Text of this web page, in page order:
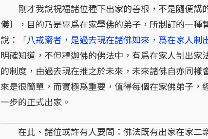
剛才我說祝福諸位種下出家的善根，不是隨便講
儀〕，目的乃是專爲在家學佛的弟子，所制訂的一種
說：「八戒齋者，是過去現在諸佛如來，爲在家人制
明確知道，不但釋迦佛的佛法中，有爲在家人制出
的制度，由過去現在推之於未來，未來諸佛自亦同
來是很簡單，而實極爲重要，值得每個在家佛弟子
一步的正式出家。
在此、諸位或許有人要問：佛法既有出家在家二